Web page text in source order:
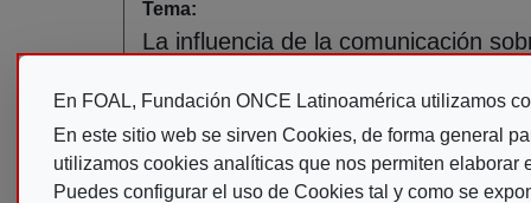
En FOAL, Fundación ONCE Latinoamérica utilizamos
En este sitio web se sirven Cookies, de forma general
utilizamos cookies analíticas que nos permiten elaborar
Puedes configurar el uso de Cookies tal y como se
Tema:
La influencia de la comunicación
Descripción:
La influencia de la comunicación
visuales, y las consecuencias de la